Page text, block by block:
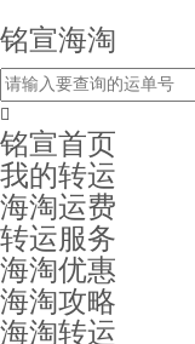
铭宣海淘
铭宣首页
我的转运
海淘运费
转运服务
海淘优惠
海淘攻略
海淘转运